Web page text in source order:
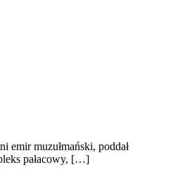
emir muzułmański, poddał
pałacowy, […]